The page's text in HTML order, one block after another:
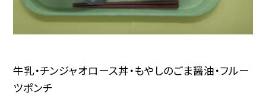
牛乳・チンジャオロース丼・もやしのごま醤油・フルー
ツポンチ